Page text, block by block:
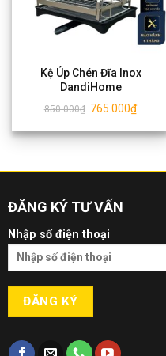
Kệ Úp Chén Đĩa Inox
DandiHome
850.000₫ 765.000₫
ĐĂNG KÝ TƯ VẤN
Nhập số điện thoại